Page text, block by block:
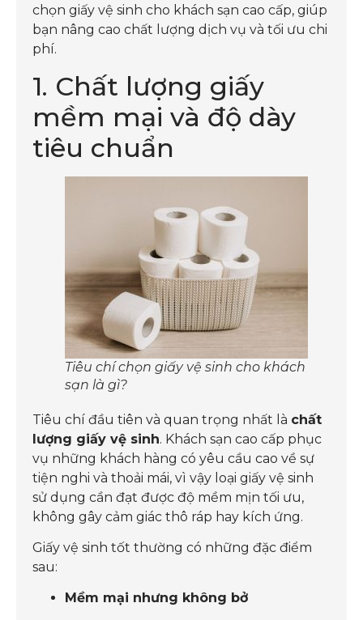
chọn giấy vệ sinh cho khách sạn cao cấp, giúp
bạn nâng cao chất lượng dịch vụ và tối ưu chi
phí.
1. Chất lượng giấy
mềm mại và độ dày
tiêu chuẩn
Tiêu chí chọn giấy vệ sinh cho khách
sạn là gì?
Tiêu chí đầu tiên và quan trọng nhất là chất
lượng giấy vệ sinh. Khách sạn cao cấp phục
vụ những khách hàng có yêu cầu cao về sự
tiện nghi và thoải mái, vì vậy loại giấy vệ sinh
sử dụng cần đạt được độ mềm mịn tối ưu,
không gây cảm giác thô ráp hay kích ứng.
Giấy vệ sinh tốt thường có những đặc điểm
sau:
Mềm mại nhưng không bở